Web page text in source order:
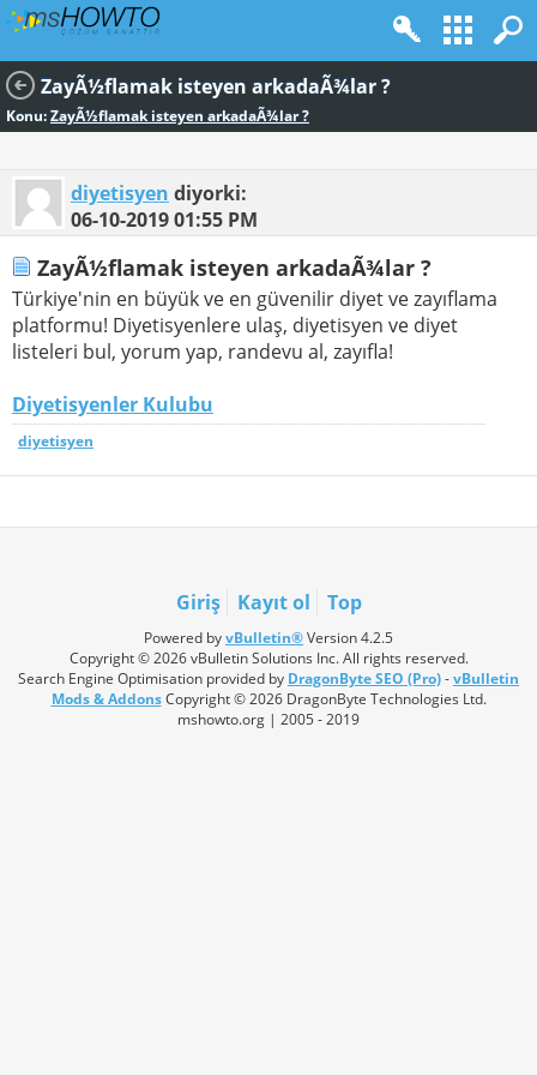
ZayÃ½flamak isteyen arkadaÃ¾lar ?
Konu:ZayÃ½flamak isteyen arkadaÃ¾lar ?
diyetisyen diyorki:
06-10-201901:55 PM
ZayÃ½flamak isteyen arkadaÃ¾lar ?
Türkiye'nin en büyük ve en güvenilir diyet ve zayıflama
platformu! Diyetisyenlere ulaş, diyetisyen ve diyet
listeleri bul, yorum yap, randevu al, zayıfla!
Diyetisyenler Kulubu
diyetisyen
Giriş Kayıt ol Top
Powered byvBulletin®Version 4.2.5
Copyright © 2026 vBulletin Solutions Inc. All rights reserved.
Search Engine Optimisation provided by DragonByte SEO (Pro)-vBulletin
Mods & AddonsCopyright © 2026 DragonByte Technologies Ltd.
mshowto.org | 2005 - 2019